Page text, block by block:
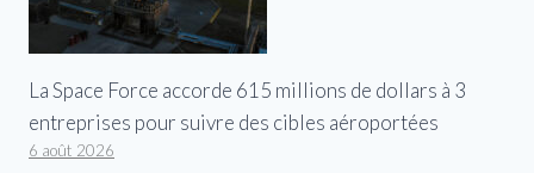
La Space Force accorde 615 millions de dollars à 3
entreprises pour suivre des cibles aéroportées
6 août 2026